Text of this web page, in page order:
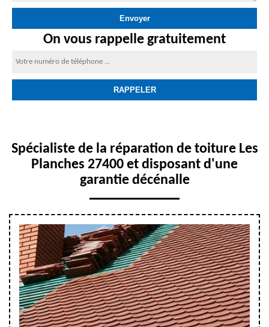
On vous rappelle gratuitement
Spécialiste de la réparation de toiture Les
Planches 27400 et disposant d'une
garantie décénalle